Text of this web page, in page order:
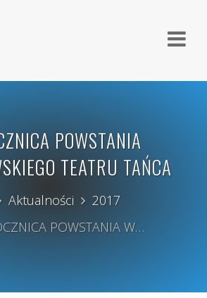
POWSTANIA
TEATRU TAŃCA
Aktualności
2017
POWSTANIA W…